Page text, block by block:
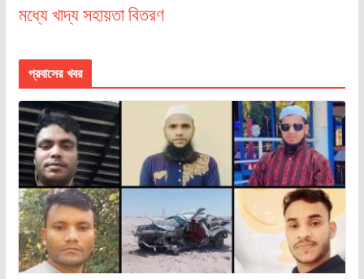
মধ্যে খাদ্য সহায়তা বিতরণ
প্রবাসের খবর